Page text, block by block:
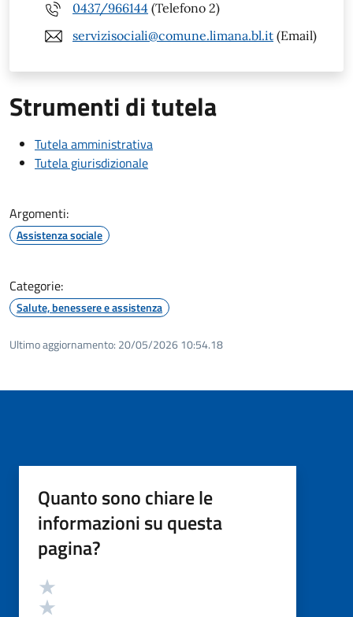
0437/966144 (Telefono 2)
servizisociali@comune.limana.bl.it (Email)
Strumenti di tutela
Tutela amministrativa
Tutela giurisdizionale
Argomenti:
Assistenza sociale
Categorie:
Salute, benessere e assistenza
Ultimo aggiornamento: 20/05/2026 10:54.18
Quanto sono chiare le
informazioni su questa
pagina?
Valutazione